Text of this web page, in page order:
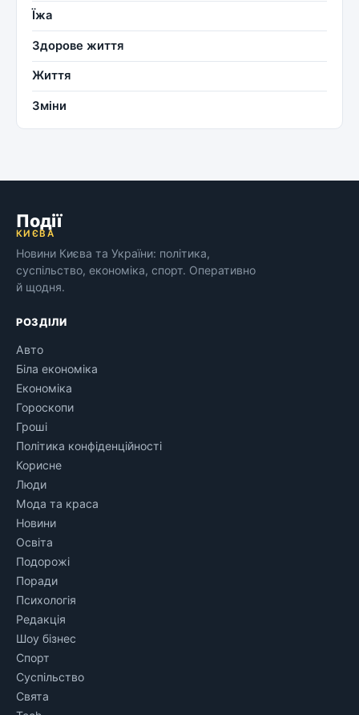
Їжа
Здорове життя
Життя
Зміни
Події
КИЄВА
Новини Києва та України: політика,
суспільство, економіка, спорт. Оперативно
й щодня.
РОЗДІЛИ
Авто
Біла економіка
Економіка
Гороскопи
Гроші
Політика конфіденційності
Корисне
Люди
Мода та краса
Новини
Освіта
Подорожі
Поради
Психологія
Редакція
Шоу бізнес
Спорт
Суспільство
Свята